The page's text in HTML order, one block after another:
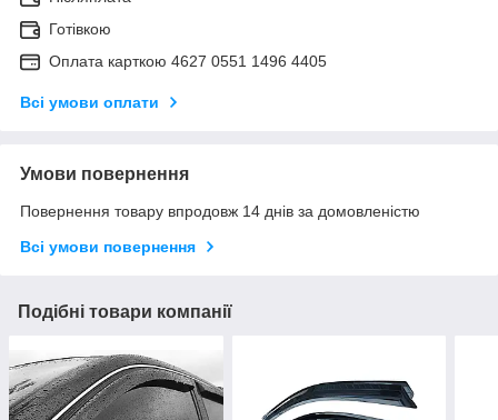
Готівкою
Оплата карткою 4627 0551 1496 4405
Всі умови оплати
Умови повернення
Повернення товару впродовж 14 днів за домовленістю
Всі умови повернення
Подібні товари компанії